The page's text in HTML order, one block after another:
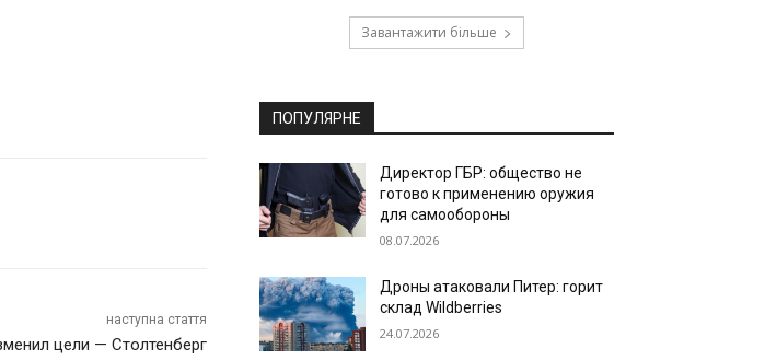
наступна стаття
цели — Столтенберг
Завантажити більше
ПОПУЛЯРНЕ
Директор ГБР: общество не
готово к применению оружия
для самообороны
08.07.2026
Дроны атаковали Питер: горит
склад Wildberries
24.07.2026